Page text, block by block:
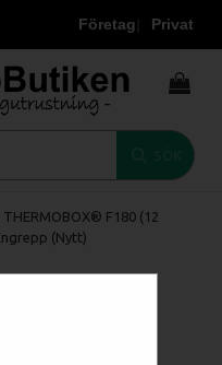
Företag Privat
F180 (12
(Nytt)